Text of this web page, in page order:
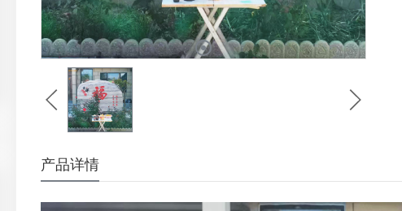
产品详情